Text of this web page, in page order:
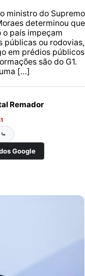
ministro do Supremo
determinou que
país impeçam
públicas ou rodovias,
em prédios públicos
são do G1.
[…]
Remador
⤿
Google